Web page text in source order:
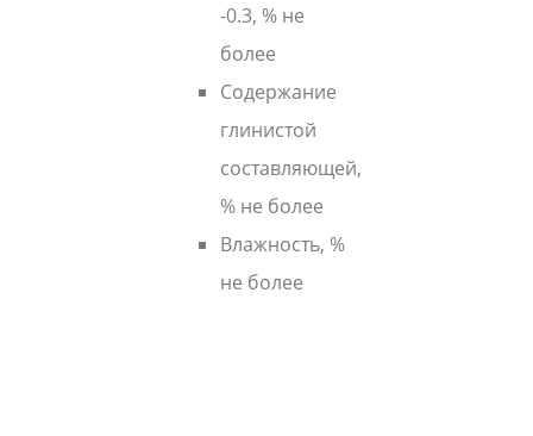
-0.3, % не
более
Содержание
глинистой
составляющей,
% не более
Влажность, %
не более